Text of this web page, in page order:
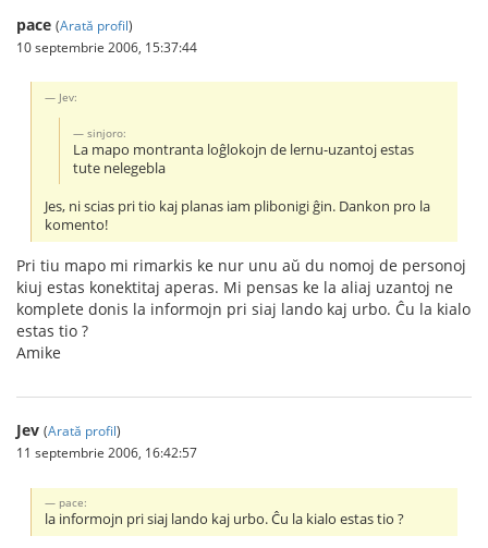
pace (Arată profil)
10 septembrie 2006, 15:37:44
Jev:
sinjoro:
La mapo montranta loĝlokojn de lernu-uzantoj estas
tute nelegebla
Jes, ni scias pri tio kaj planas iam plibonigi ĝin. Dankon pro la
komento!
Pri tiu mapo mi rimarkis ke nur unu aŭ du nomoj de personoj
kiuj estas konektitaj aperas. Mi pensas ke la aliaj uzantoj ne
komplete donis la informojn pri siaj lando kaj urbo. Ĉu la kialo
estas tio ?
Amike
Jev (Arată profil)
11 septembrie 2006, 16:42:57
pace:
la informojn pri siaj lando kaj urbo. Ĉu la kialo estas tio ?